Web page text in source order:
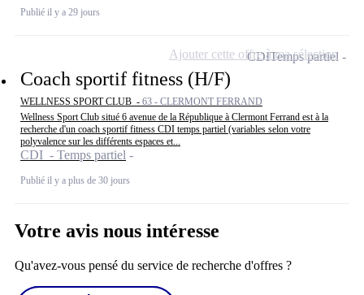
Publié il y a 29 jours
Coach sportif fitness (H/F)
WELLNESS SPORT CLUB - 63 - CLERMONT FERRAND
Wellness Sport Club situé 6 avenue de la République à Clermont Ferrand est à la
recherche d'un coach sportif fitness CDI temps partiel (variables selon votre
polyvalence sur les différents espaces et...
CDI - Temps partiel
Publié il y a plus de 30 jours
CDITemps partiel
Ajouter cette offre à ma sélection
Votre avis nous intéresse
Qu'avez-vous pensé du service de recherche d'offres ?